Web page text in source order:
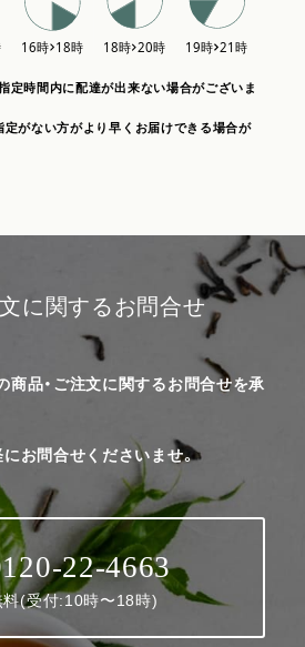
定時間内に配達が出来ない場合がございま
定がない方がより早くお届けできる場合が
に関するお問合せ
商品・ご注文に関するお問合せを承
にお問合せくださいませ。
22-4663
料(受付:10時〜18時)